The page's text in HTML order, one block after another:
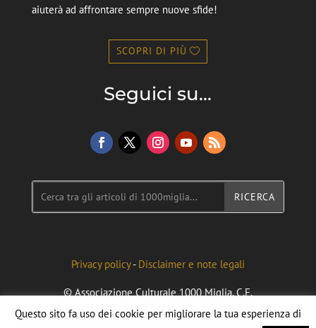
aiuterà ad affrontare sempre nuove sfide!
SCOPRI DI PIÙ
Seguici su...
Privacy policy- Disclaimer e note legali
© Associazione Culturale 1000 Miglia. C.F.
96092090040. Credits to Federico Flecchia
Questo sito fa uso dei cookie per migliorare la tua esperienza di